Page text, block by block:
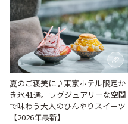
夏のご褒美に♪東京ホテル限定か
き氷41選。ラグジュアリーな空間
で味わう大人のひんやりスイーツ
【2026年最新】